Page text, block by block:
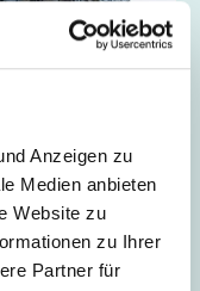
Anzeigen zu
Medien anbieten
Website zu
zu Ihrer
Partner für
Lederalternative
Projekt, das
und
Das Konsortium
Biotech-